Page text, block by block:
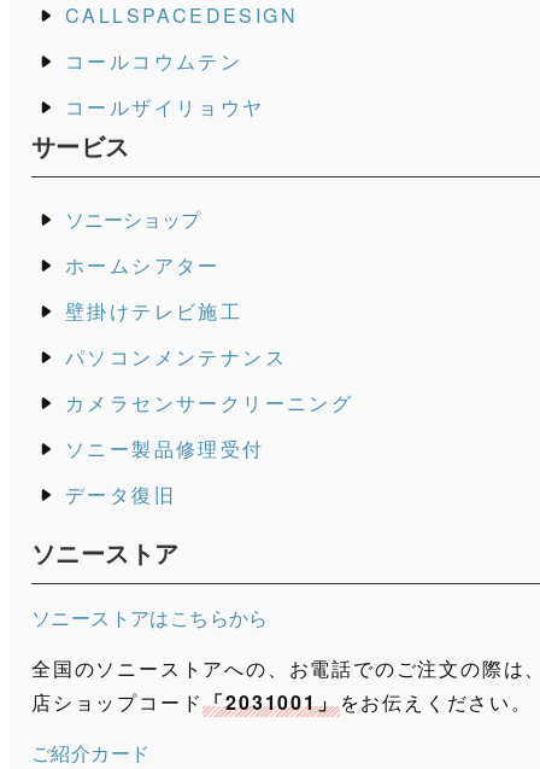
CALLSPACEDESIGN
コールコウムテン
コールザイリョウヤ
サービス
ソニーショップ
ホームシアター
壁掛けテレビ施工
パソコンメンテナンス
カメラセンサークリーニング
ソニー製品修理受付
データ復旧
ソニーストア
ソニーストアはこちらから
全国のソニーストアへの、お電話でのご注文の際は
店ショップコード「2031001」をお伝えください。
ご紹介カード